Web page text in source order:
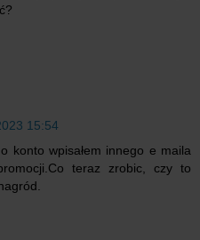
15:54
konto wpisałem innego e maila
teraz zrobic, czy to